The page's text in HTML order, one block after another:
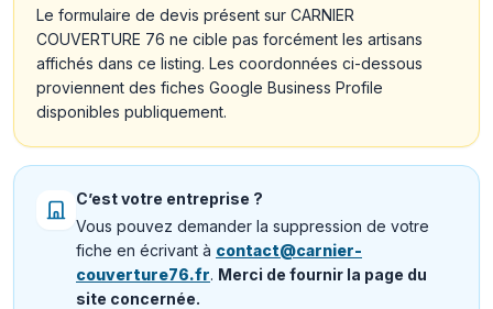
Le formulaire de devis présent sur CARNIER
COUVERTURE 76 ne cible pas forcément les artisans
affichés dans ce listing. Les coordonnées ci-dessous
proviennent des fiches Google Business Profile
disponibles publiquement.
C’est votre entreprise ?
Vous pouvez demander la suppression de votre
fiche en écrivant à contact@carnier-
couverture76.fr. Merci de fournir la page du
site concernée.